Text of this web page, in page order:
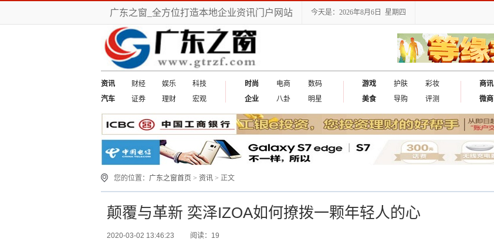
广东之窗_全方位打造本地企业资讯门户网站 今天是：2026年8月6日 星期四
资讯 财经 娱乐
科技
汽车
证券 理财 宏观
时尚 电商
数码
企业
八卦 明星
游戏 护肤
彩妆
美食
导购 评测
商讯
微商
您的位置： 广东之窗首页 > 资讯 > 正文
颠覆与革新 奕泽IZOA如何撩拨一颗年轻人的心
2020-03-02 13:46:23 阅读：19